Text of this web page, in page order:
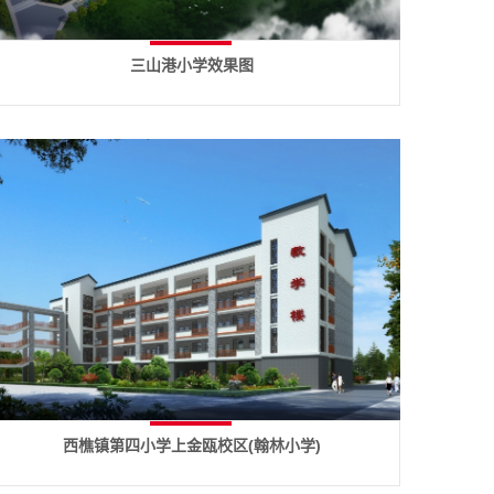
三山港小学效果图
西樵镇第四小学上金瓯校区(翰林小学)